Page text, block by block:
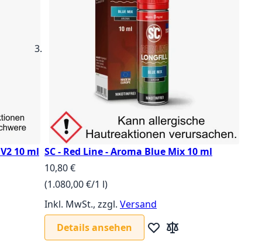
10 ml
hinzufügenhinzufügen
SC - Red Line - Aroma Blue Mix 10 ml
10,80 €
(1.080,00 €/1 l)
Inkl. MwSt., zzgl. Versand
Details ansehen
Zur Wunschliste
Zur Vergleichsliste